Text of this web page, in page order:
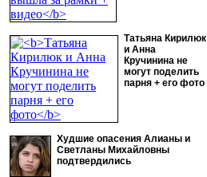
Татьяна Кирилюк
и Анна
Кручинина не
могут поделить
парня + его фото
Худшие опасения Алианы и
Светланы Михайловны
подтвердились